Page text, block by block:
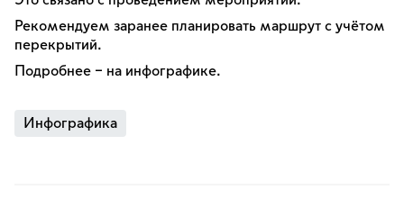
Рекомендуем заранее планировать маршрут с учётом
перекрытий.
Подробнее – на инфографике.
Инфографика